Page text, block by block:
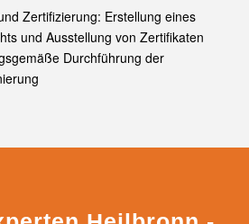
Zertifizierung: Erstellung eines
und Ausstellung von Zertifikaten
Durchführung der